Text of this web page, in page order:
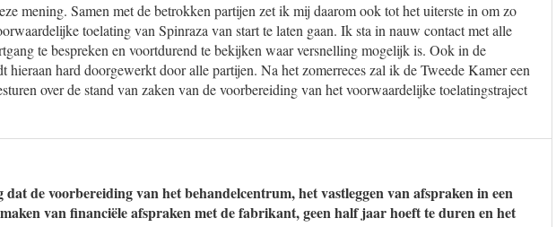
mening. Samen met de betrokken partijen zet ik mij daarom ook tot het uiterste in om zo
toelating van Spinraza van start te laten gaan. Ik sta in nauw contact met alle
te bespreken en voortdurend te bekijken waar versnelling mogelijk is. Ook in de
hieraan hard doorgewerkt door alle partijen. Na het zomerreces zal ik de Tweede Kamer een
over de stand van zaken van de voorbereiding van het voorwaardelijke toelatingstraject
dat de voorbereiding van het behandelcentrum, het vastleggen van afspraken in een
van financiële afspraken met de fabrikant, geen half jaar hoeft te duren en het